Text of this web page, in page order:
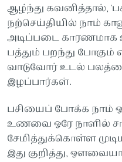
ஆழ்ந்து கவனித்தால்,
நற்செய்தியில் நாம்
அடிப்படை காரணமாக
பத்தும் பறந்து
வாடுவோர் உடல்
இழப்பார்கள்.
பசியைப் போக்க நாம்
உணவை ஒரே நாளில்
சேமித்துக்கொள்ள
இது குறித்து,